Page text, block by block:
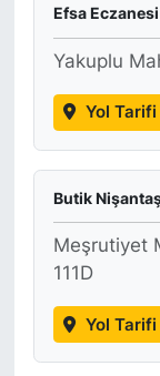
Efsa Eczanesi
Yakuplu
Yol Tarifi
Butik
Meşrutiyet
111D
Yol Tarifi